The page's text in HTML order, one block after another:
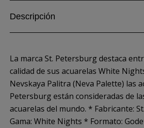
Descripción
La marca St. Petersburg destaca
calidad de sus acuarelas White
Nevskaya Palitra (Neva Palette) las
Petersburg están consideradas de
acuarelas del mundo. * Fabricante:
Gama: White Nights * Formato: